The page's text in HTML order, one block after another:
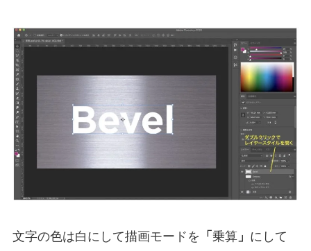
文字の色は白にして描画モードを 「 乗算」 にして